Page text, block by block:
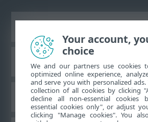
Base de conocimiento
Foro de ESET
Your account,
choice
We and our partners use cookies
optimized online experience,
and serve you with personalized
collection of all cookies by clicking
decline all non-essential cookies
essential cookies only", or adjust
clicking "Manage cookies". You